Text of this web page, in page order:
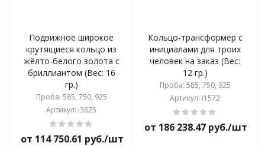
Подвижное широкое
крутящиеся кольцо из
жёлто-белого золота с
бриллиантом (Вес: 16
гр.)
Проба: 585, 750, 925
Артикул: i3625
от 114 750.61 руб./шт
Кольцо-трансформер с
инициалами для троих
человек на заказ (Вес:
12 гр.)
Проба: 585, 750, 925
Артикул: i1572
от 186 238.47 руб./шт